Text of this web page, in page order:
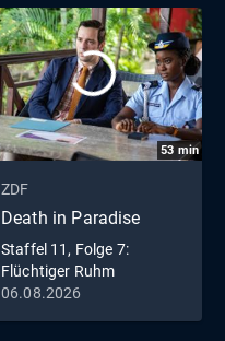
53 min
ZDF
Death in Paradise
Staffel 11, Folge 7:
Flüchtiger Ruhm
06.08.2026